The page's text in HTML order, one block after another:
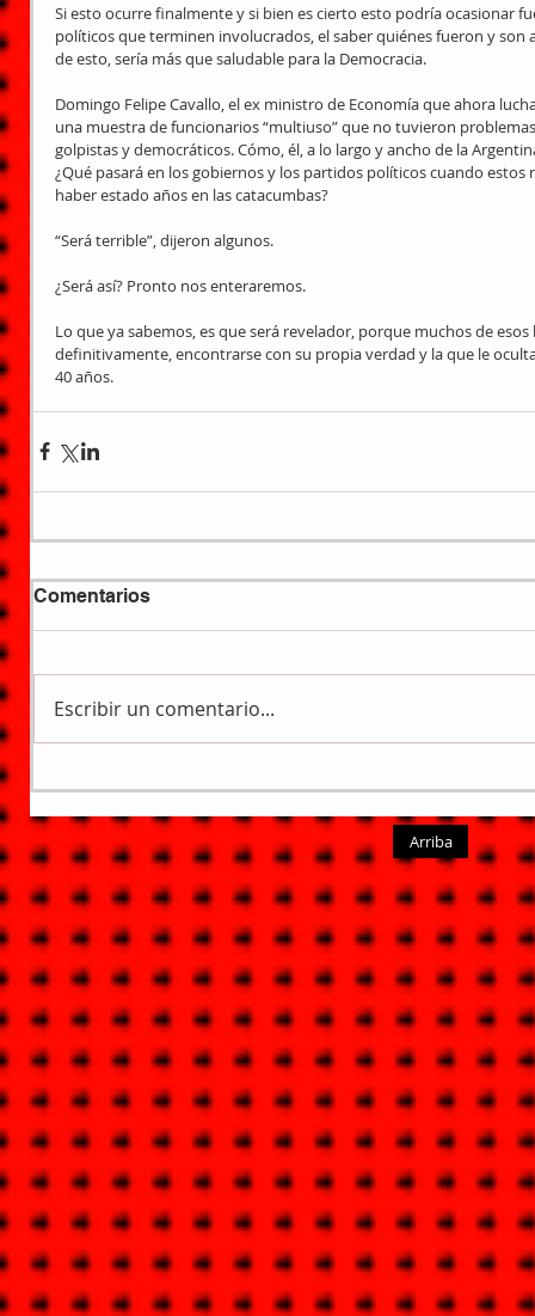
Si esto ocurre finalmente y si bien es cierto esto podría ocasionar
políticos que terminen involucrados, el saber quiénes fueron y son
de esto, sería más que saludable para la Democracia.
Domingo Felipe Cavallo, el ex ministro de Economía que ahora
una muestra de funcionarios “multiuso” que no tuvieron
golpistas y democráticos. Cómo, él, a lo largo y ancho de la
¿Qué pasará en los gobiernos y los partidos políticos cuando estos
haber estado años en las catacumbas?
“Será terrible”, dijeron algunos.
¿Será así? Pronto nos enteraremos.
Lo que ya sabemos, es que será revelador, porque muchos de
definitivamente, encontrarse con su propia verdad y la que le
40 años.
Comentarios
Escribir un comentario...
Arriba